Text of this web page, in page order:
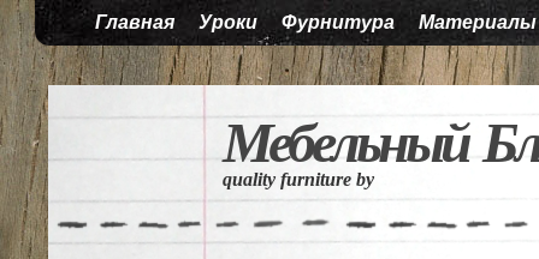
Главная Уроки Фурнитура Материалы
Мебельный
quality furniture by